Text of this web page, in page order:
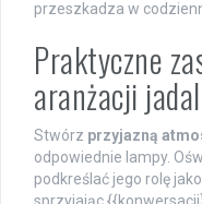
przeszkadza w
Praktyczne
aranżacji
Stwórz przyjazną
odpowiednie lampy.
podkreślać jego rolę
sprzyjając